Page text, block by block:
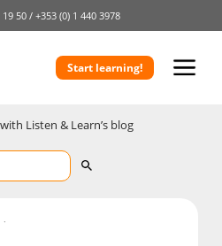
19 50 /+353 (0) 1 440 3978
Start learning!
Listen & Learn’s blog